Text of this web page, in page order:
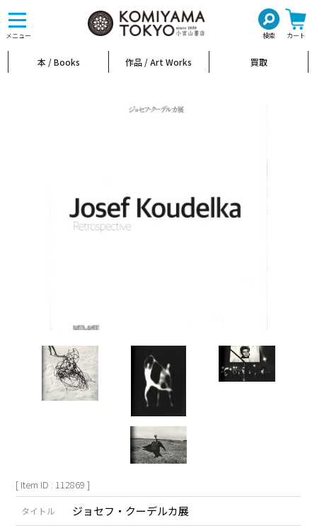
メニュー 検索 カート
toggle
navigation
本 / Books 作品 / Art Works 買取
[ Item ID : 112869 ]
タイトル ジョセフ・クーデルカ展